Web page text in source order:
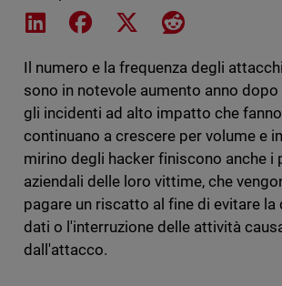
Share on LinkedIn
Share on Facebook
Share on XShare on Reddit
Il numero e la frequenza degli
sono in notevole aumento anno dopo
gli incidenti ad alto impatto che
continuano a crescere per volume e
mirino degli hacker finiscono anche i
aziendali delle loro vittime, che
pagare un riscatto al fine di evitare la
dati o l'interruzione delle attività
dall'attacco.